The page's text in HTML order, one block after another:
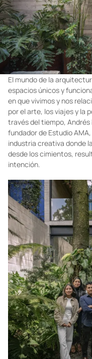
El mundo de la
espacios únicos y
en que vivimos y nos
por el arte, los viajes y la
través del tiempo,
fundador de Estudio
industria creativa donde
desde los cimientos,
intención.